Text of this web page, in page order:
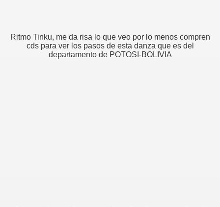
Ritmo Tinku, me da risa lo que veo por lo menos compren
cds para ver los pasos de esta danza que es del
departamento de POTOSI-BOLIVIA